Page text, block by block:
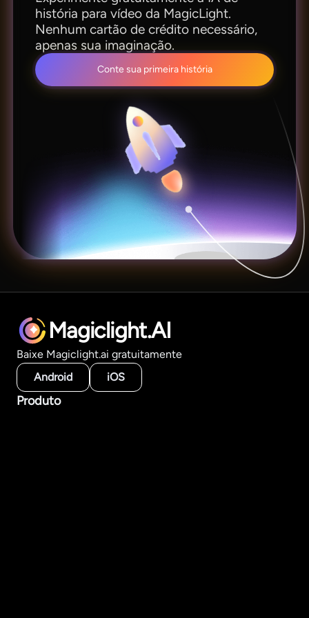
história para vídeo da MagicLight.
Nenhum cartão de crédito necessário,
apenas sua imaginação.
Conte sua primeira história
Magiclight.AI
Baixe Magiclight.ai gratuitamente
Android
iOS
Produto